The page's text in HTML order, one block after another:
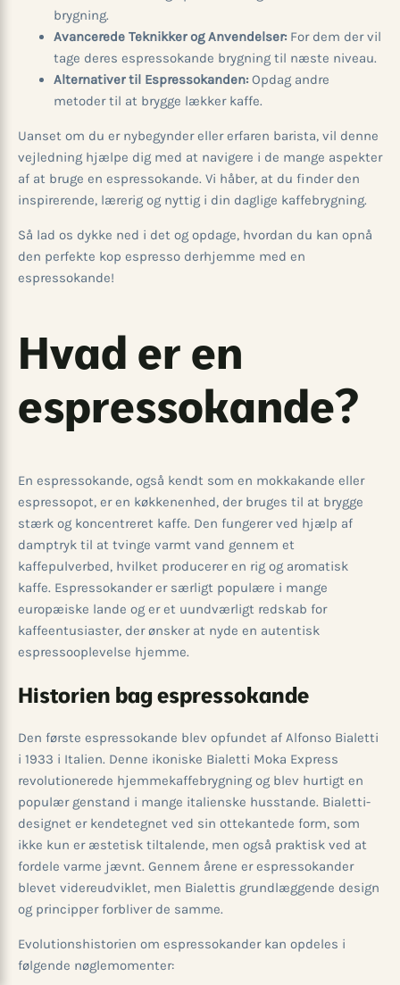
brygning.
Avancerede Teknikker og Anvendelser: For dem der vil
tage deres espressokande brygning til næste niveau.
Alternativer til Espressokanden: Opdag andre
metoder til at brygge lækker kaffe.
Uanset om du er nybegynder eller erfaren barista, vil denne
vejledning hjælpe dig med at navigere i de mange aspekter
af at bruge en espressokande. Vi håber, at du finder den
inspirerende, lærerig og nyttig i din daglige kaffebrygning.
Så lad os dykke ned i det og opdage, hvordan du kan opnå
den perfekte kop espresso derhjemme med en
espressokande!
Hvad er en
espressokande?
En espressokande, også kendt som en mokkakande eller
espressopot, er en køkkenenhed, der bruges til at brygge
stærk og koncentreret kaffe. Den fungerer ved hjælp af
damptryk til at tvinge varmt vand gennem et
kaffepulverbed, hvilket producerer en rig og aromatisk
kaffe. Espressokander er særligt populære i mange
europæiske lande og er et uundværligt redskab for
kaffeentusiaster, der ønsker at nyde en autentisk
espressooplevelse hjemme.
Historien bag espressokande
Den første espressokande blev opfundet af Alfonso Bialetti
i 1933 i Italien. Denne ikoniske Bialetti Moka Express
revolutionerede hjemmekaffebrygning og blev hurtigt en
populær genstand i mange italienske husstande. Bialetti-
designet er kendetegnet ved sin ottekantede form, som
ikke kun er æstetisk tiltalende, men også praktisk ved at
fordele varme jævnt. Gennem årene er espressokander
blevet videreudviklet, men Bialettis grundlæggende design
og principper forbliver de samme.
Evolutionshistorien om espressokander kan opdeles i
følgende nøglemomenter: